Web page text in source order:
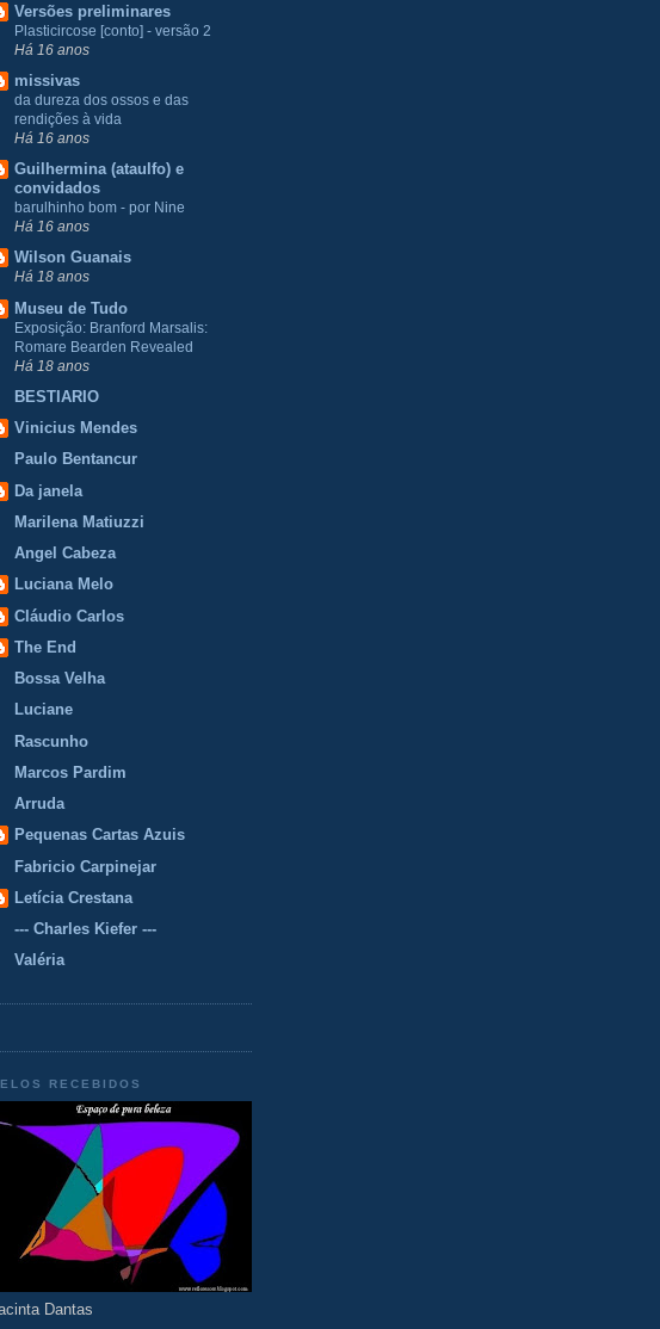
Versões preliminares
Plasticircose [conto] - versão 2
Há 16 anos
missivas
da dureza dos ossos e das
rendições à vida
Há 16 anos
Guilhermina (ataulfo) e
convidados
barulhinho bom - por Nine
Há 16 anos
Wilson Guanais
Há 18 anos
Museu de Tudo
Exposição: Branford Marsalis:
Romare Bearden Revealed
Há 18 anos
BESTIARIO
Vinicius Mendes
Paulo Bentancur
Da janela
Marilena Matiuzzi
Angel Cabeza
Luciana Melo
Cláudio Carlos
The End
Bossa Velha
Luciane
Rascunho
Marcos Pardim
Arruda
Pequenas Cartas Azuis
Fabricio Carpinejar
Letícia Crestana
--- Charles Kiefer ---
Valéria
RECEBIDOS
Dantas